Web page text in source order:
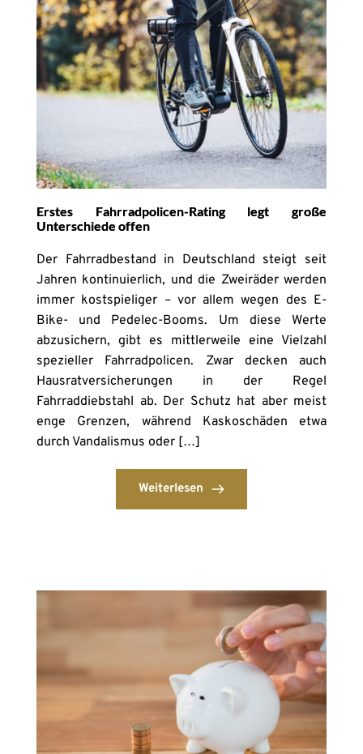
Erstes Fahrradpolicen-Rating legt große
Unterschiede offen
Der Fahrradbestand in Deutschland steigt seit
Jahren kontinuierlich, und die Zweiräder werden
immer kostspieliger – vor allem wegen des E-
Bike- und Pedelec-Booms. Um diese Werte
abzusichern, gibt es mittlerweile eine Vielzahl
spezieller Fahrradpolicen. Zwar decken auch
Hausratversicherungen in der Regel
Fahrraddiebstahl ab. Der Schutz hat aber meist
enge Grenzen, während Kaskoschäden etwa
durch Vandalismus oder […]
Weiterlesen